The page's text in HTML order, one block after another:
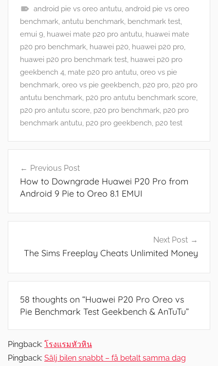
N
e
w
s
android pie vs oreo antutu, android pie vs oreo
benchmark, antutu benchmark, benchmark test,
emui 9, huawei mate p20 pro antutu, huawei mate
p20 pro benchmark, huawei p20, huawei p20 pro,
huawei p20 pro benchmark test, huawei p20 pro
geekbench 4, mate p20 pro antutu, oreo vs pie
benchmark, oreo vs pie geekbench, p20 pro, p20 pro
antutu benchmark, p20 pro antutu benchmark score,
p20 pro antutu score, p20 pro benchmark, p20 pro
benchmark antutu, p20 pro geekbench, p20 test
navigation
Previous Post
How to Downgrade Huawei P20 Pro from
Android 9 Pie to Oreo 8.1 EMUI
Next Post
The Sims Freeplay Cheats Unlimited Money
58 thoughts on “Huawei P20 Pro Oreo vs
Pie Benchmark Test Geekbench & AnTuTu”
Pingback: โรงแรมหัวหิน
Pingback: Sälj bilen snabbt – få betalt samma dag